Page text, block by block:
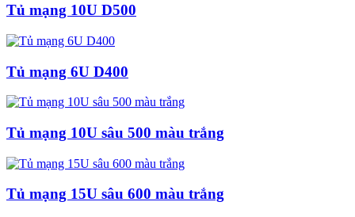
Tủ mạng 10U D500
Tủ mạng 6U D400
Tủ mạng 10U sâu 500 màu trắng
Tủ mạng 15U sâu 600 màu trắng